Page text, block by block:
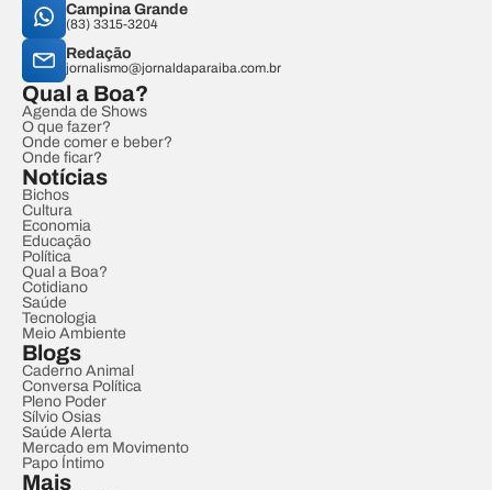
Campina Grande
(83) 3315-3204
Redação
jornalismo@jornaldaparaiba.com.br
Qual a Boa?
Agenda de Shows
O que fazer?
Onde comer e beber?
Onde ficar?
Notícias
Bichos
Cultura
Economia
Educação
Política
Qual a Boa?
Cotidiano
Saúde
Tecnologia
Meio Ambiente
Blogs
Caderno Animal
Conversa Política
Pleno Poder
Sílvio Osias
Saúde Alerta
Mercado em Movimento
Papo Íntimo
Mais